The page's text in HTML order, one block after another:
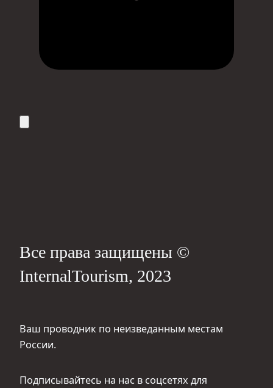
Все права защищены ©
InternalTourism, 2023
Ваш проводник по неизведанным местам
России.
Подписывайтесь на нас в соцсетях для